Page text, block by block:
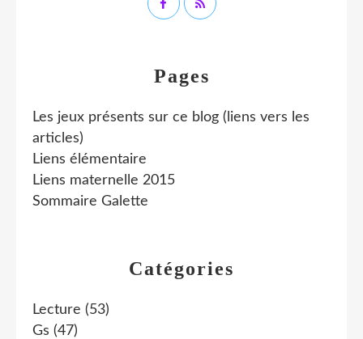
Catégories
Lecture (53)
Gs (47)
Pages
Les jeux présents sur ce blog (liens vers les
articles)
Liens élémentaire
Liens maternelle 2015
Sommaire Galette